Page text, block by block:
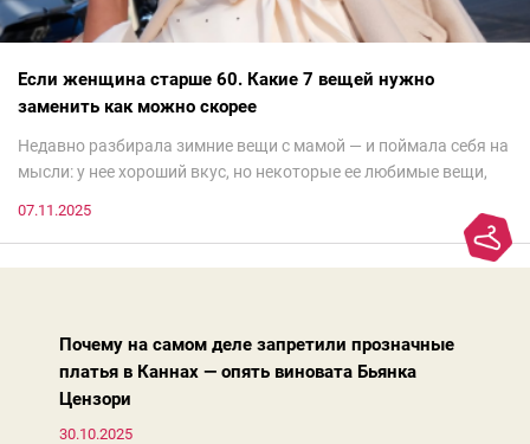
Если женщина старше 60. Какие 7 вещей нужно
заменить как можно скорее
Недавно разбирала зимние вещи с мамой — и поймала себя на
мысли: у нее хороший вкус, но некоторые ее любимые вещи,
моды. Вовсе нет.Проблема в том, что сама мода сделала шаг
07.11.2025
Почему на самом деле запретили прозначные
платья в Каннах — опять виновата Бьянка
Цензори
30.10.2025